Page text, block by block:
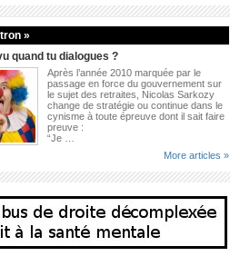
»
quand tu dialogues ?
Après l’année 2010 marquée par le
passage en force du gouvernement sur
le sujet des retraites, Nicolas Sarkozy
change de stratégie ou continue dans le
cynisme à toute épreuve dont il sait faire
preuve :
“Je …
More articles »